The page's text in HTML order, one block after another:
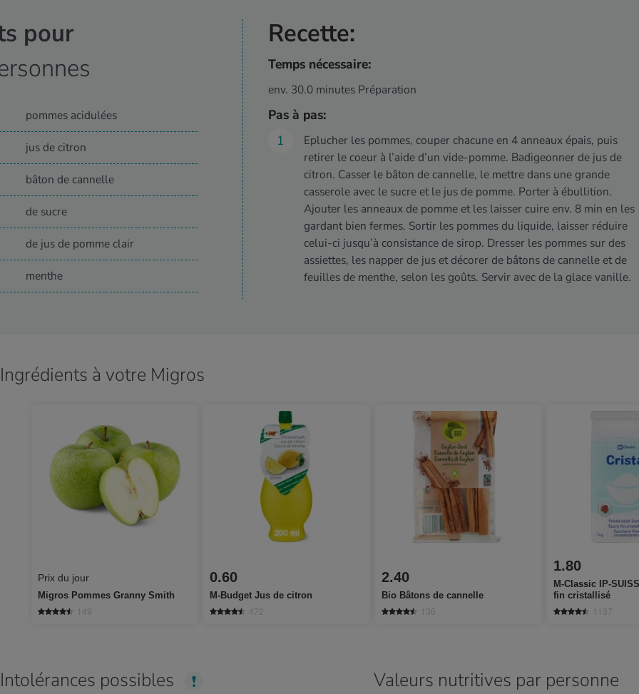
pour
pommes acidulées
jus de citron
bâton de cannelle
de sucre
de jus de pomme clair
menthe
Recette:
Temps nécessaire:
env. 30.0 minutes Préparation
Pas à pas:
Eplucher les pommes, couper chacune en 4 anneaux épais, puis
retirer le coeur à l’aide d’un vide-pomme. Badigeonner de jus de
citron. Casser le bâton de cannelle, le mettre dans une grande
casserole avec le sucre et le jus de pomme. Porter à ébullition.
Ajouter les anneaux de pomme et les laisser cuire env. 8 min en les
gardant bien fermes. Sortir les pommes du liquide, laisser réduire
celui-ci jusqu’à consistance de sirop. Dresser les pommes sur des
assiettes, les napper de jus et décorer de bâtons de cannelle et de
feuilles de menthe, selon les goûts. Servir avec de la glace vanille.
Ingrédients à votre Migros
Prix du jour
Migros Pommes Granny Smith
149
0.60
M-Budget Jus de citron
472
2.40
Bio Bâtons de cannelle
136
1.80
M-Classic IP-
fin cristallisé
1137
Intolérances possibles Valeurs nutritives par personne